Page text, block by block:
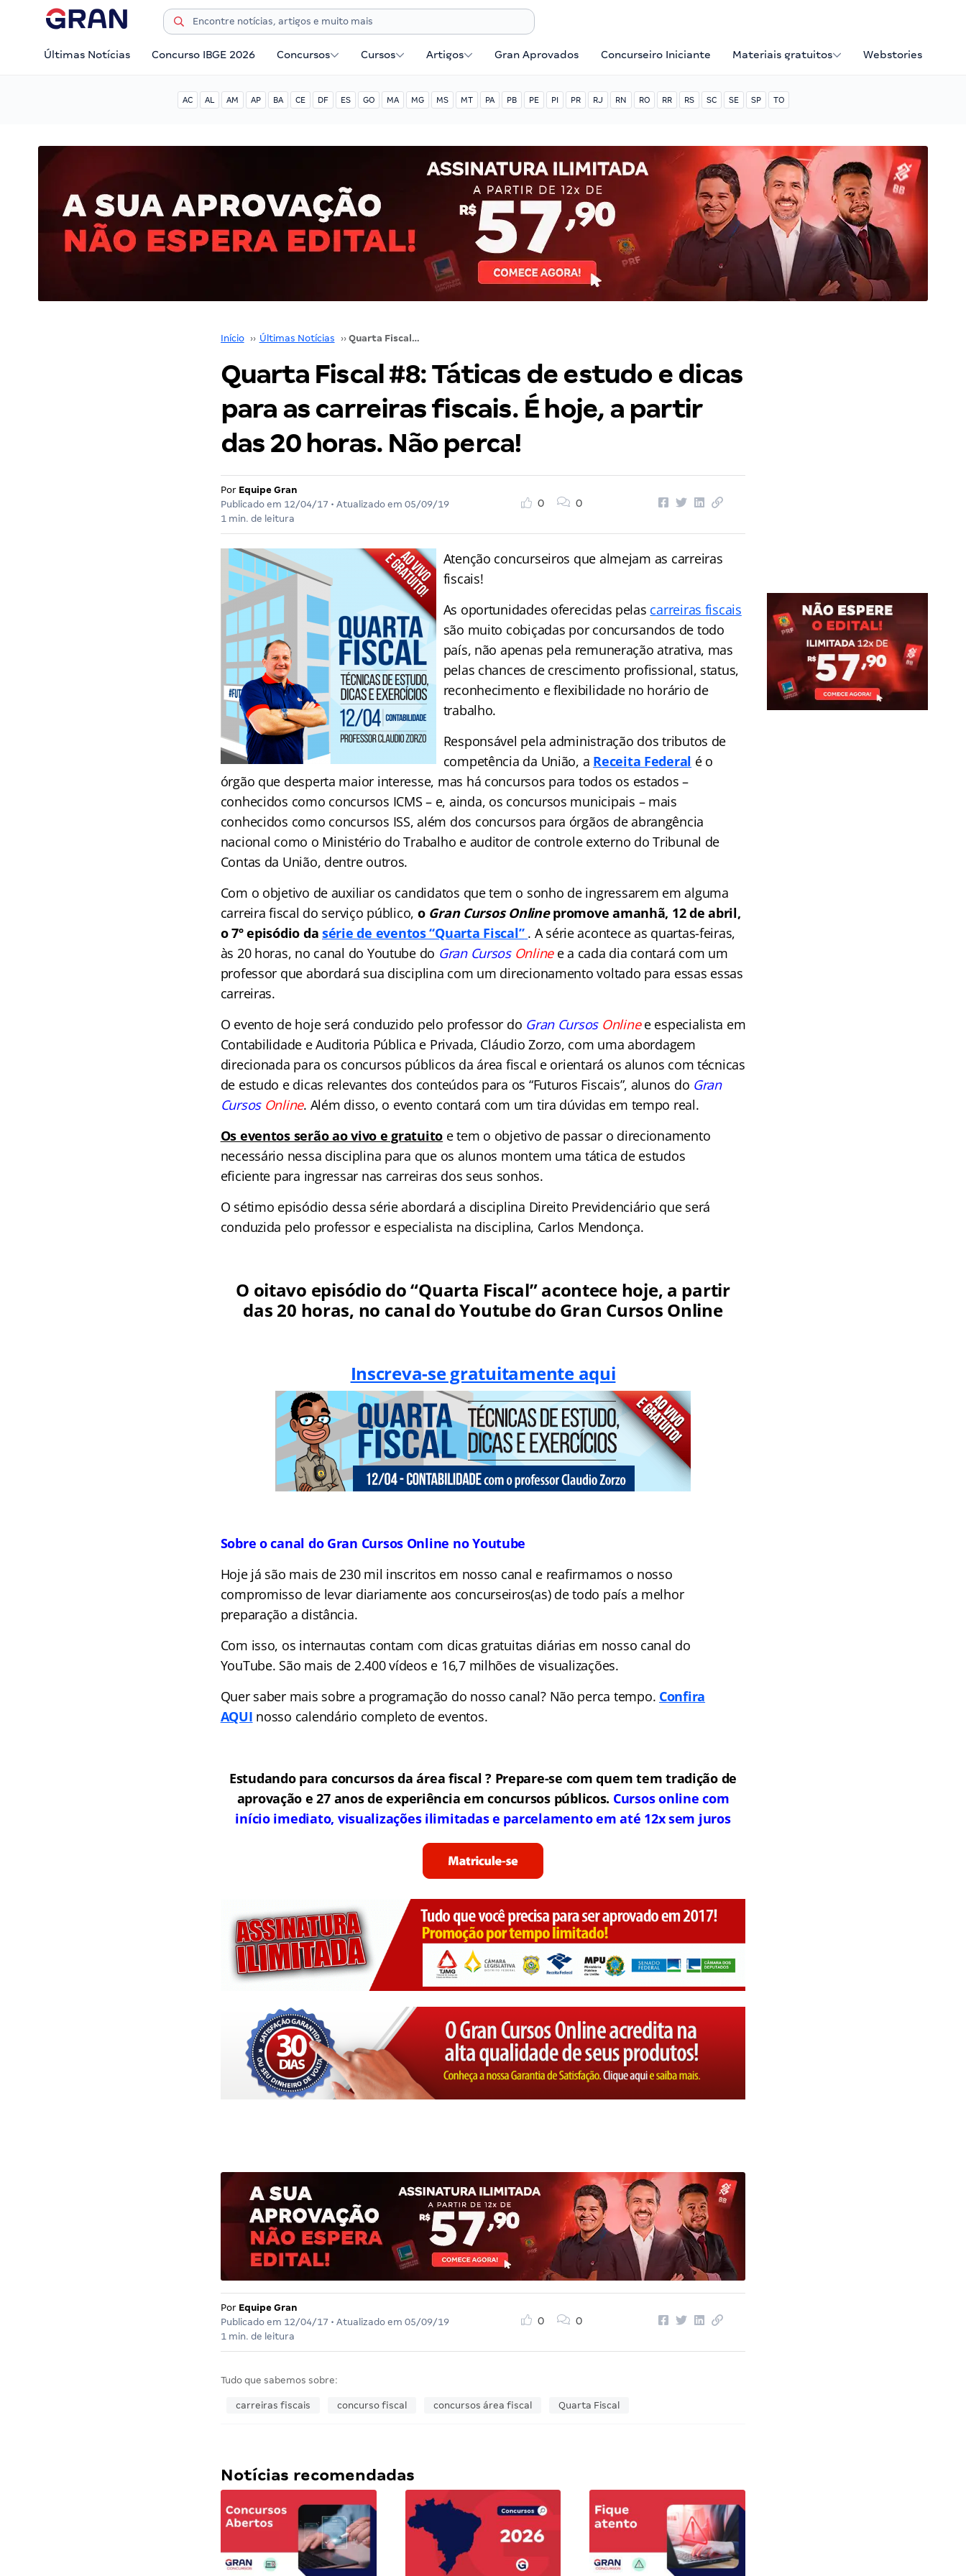
Últimas Notícias Concurso IBGE 2026 Concursos Cursos Artigos Gran Aprovados Concurseiro Iniciante Materiais gratuitos Webstories
AC AL AM AP BA CE DF ES GO MA MG MS MT PA PB PE PI PR RJ RN RO RR RS SC SE SP TO
Início ›› Últimas Notícias ›› Quarta Fiscal #8: Táticas de estudo e dicas para as carreiras fiscais. É hoje, a partir das 20 horas. Não perca!
Quarta Fiscal #8: Táticas de estudo e dicas
para as carreiras fiscais. É hoje, a partir
das 20 horas. Não perca!
Por Equipe Gran
Publicado em 12/04/17 • Atualizado em 05/09/19
1 min. de leitura
0 0
Atenção concurseiros que almejam as carreiras
fiscais!
As oportunidades oferecidas pelas carreiras fiscais
são muito cobiçadas por concursandos de todo
país, não apenas pela remuneração atrativa, mas
pelas chances de crescimento profissional, status,
reconhecimento e flexibilidade no horário de
trabalho.
Responsável pela administração dos tributos de
competência da União, a Receita Federal é o
órgão que desperta maior interesse, mas há concursos para todos os estados –
conhecidos como concursos ICMS – e, ainda, os concursos municipais – mais
conhecidos como concursos ISS, além dos concursos para órgãos de abrangência
nacional como o Ministério do Trabalho e auditor de controle externo do Tribunal de
Contas da União, dentre outros.
Com o objetivo de auxiliar os candidatos que tem o sonho de ingressarem em alguma
carreira fiscal do serviço público, o Gran Cursos Onlinepromove amanhã, 12 de abril,
o 7º episódio dasérie de eventos “Quarta Fiscal” . A série acontece as quartas-feiras,
às 20 horas, no canal do Youtube do Gran Cursos Onlinee a cada dia contará com um
professor que abordará sua disciplina com um direcionamento voltado para essas essas
carreiras.
O evento de hoje será conduzido pelo professor do Gran Cursos Onlinee especialista em
Contabilidade e Auditoria Pública e Privada, Cláudio Zorzo, com uma abordagem
direcionada para os concursos públicos da área fiscal e orientará os alunos com técnicas
de estudo e dicas relevantes dos conteúdos para os “Futuros Fiscais”, alunos do Gran
Cursos Online. Além disso, o evento contará com um tira dúvidas em tempo real.
Os eventos serão ao vivo e gratuito e tem o objetivo de passar o direcionamento
necessário nessa disciplina para que os alunos montem uma tática de estudos
eficiente para ingressar nas carreiras dos seus sonhos.
O sétimo episódio dessa série abordará a disciplina Direito Previdenciário que será
conduzida pelo professor e especialista na disciplina, Carlos Mendonça.
O oitavo episódio do “Quarta Fiscal” acontece hoje, a partir
das 20 horas, no canal do Youtube do Gran Cursos Online
Inscreva-se gratuitamente aqui
Sobre o canal do Gran Cursos Online no Youtube
Hoje já são mais de 230 mil inscritos em nosso canal e reafirmamos o nosso
compromisso de levar diariamente aos concurseiros(as) de todo país a melhor
preparação a distância.
Com isso, os internautas contam com dicas gratuitas diárias em nosso canal do
YouTube. São mais de 2.400 vídeos e 16,7 milhões de visualizações.
Quer saber mais sobre a programação do nosso canal? Não perca tempo. Confira
AQUI nosso calendário completo de eventos.
Estudando para concursos da área fiscal ? Prepare-se com quem tem tradição de
aprovação e 27 anos de experiência em concursos públicos. Cursos online com
início imediato, visualizações ilimitadas e parcelamento em até 12x sem juros
Por Equipe Gran
Publicado em 12/04/17 • Atualizado em 05/09/19
1 min. de leitura
0 0
Tudo que sabemos sobre:
carreiras fiscais concurso fiscal concursos área fiscal Quarta Fiscal
Notícias recomendadas